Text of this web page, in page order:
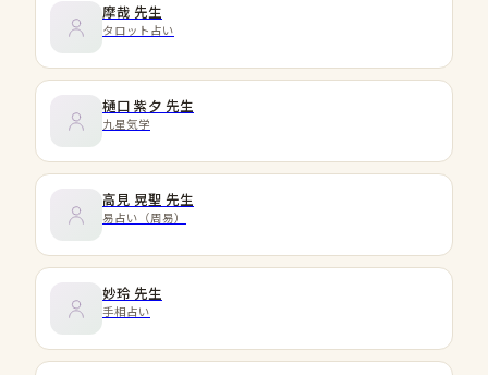
摩哉 先生
タロット占い
樋口 紫夕 先生
九星気学
高見 晃聖 先生
易占い（周易）
妙玲 先生
手相占い